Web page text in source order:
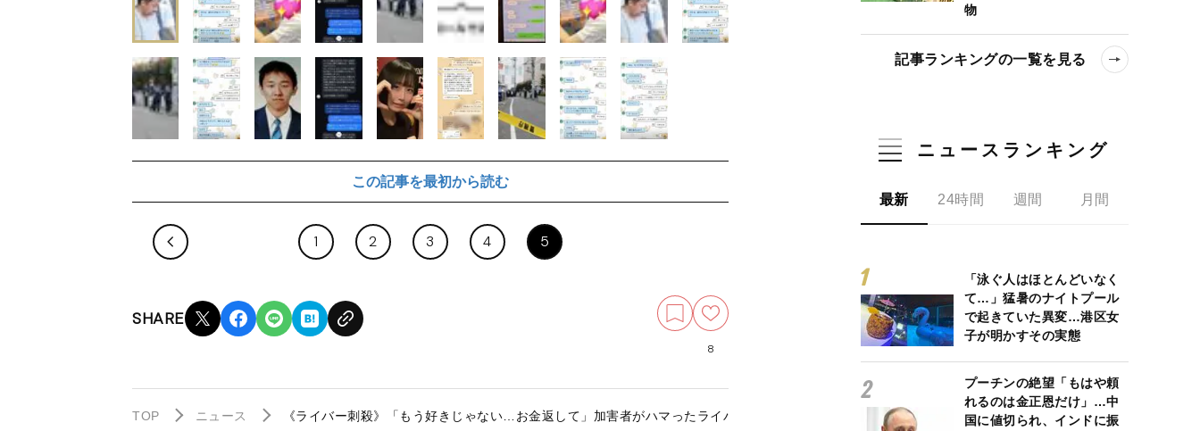
トラブル前の高野被告と佐藤さんのLINEのやりとり（知人提供）
この記事を最初から読む
1 2 3 4 5
SHARE
8
TOP ニュース 《ライバー刺殺》「もう好きじゃない…お金返して」加害者がハマったライバーの婚約者はタワマンに住む社長「結婚すれば借金返してくれるかも」友人が
物
記事ランキングの一覧を見る
ニュースランキング
最新 24時間 週間 月間
「泳ぐ人はほとんどいなく
て…」猛暑のナイトプール
で起きていた異変…港区女
子が明かすその実態
プーチンの絶望「もはや頼
れるのは金正恩だけ」…中
国に値切られ、インドに振